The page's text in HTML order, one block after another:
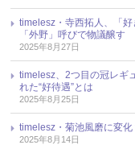
timelesz・寺西拓人、「
「外野」呼びで物議醸す
2025年8月27日
timelesz、2つ目の冠レギ
れた“好待遇”とは
2025年8月25日
timelesz・菊池風磨に変
2025年8月14日